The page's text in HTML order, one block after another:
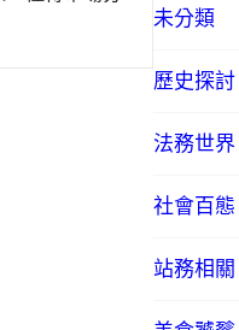
未分類
歷史探討
法務世界
社會百態
站務相關